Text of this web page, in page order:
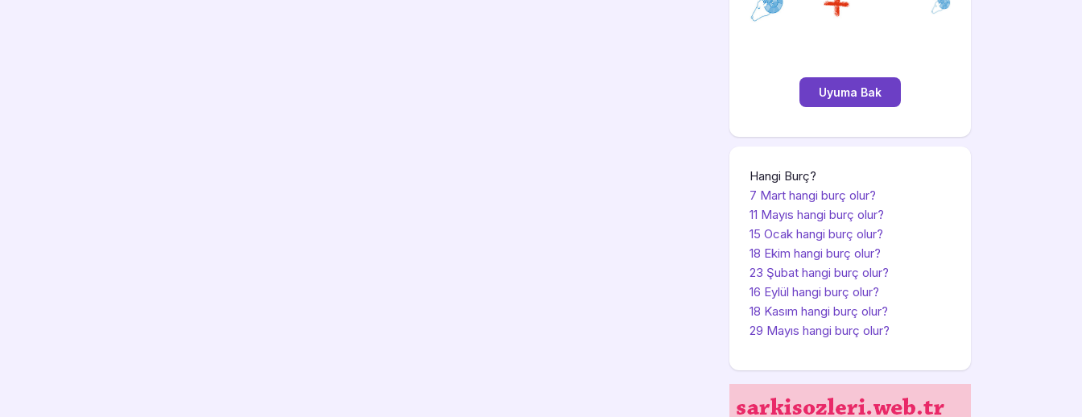
Hangi Burç?
7 Mart hangi burç olur?
11 Mayıs hangi burç olur?
15 Ocak hangi burç olur?
18 Ekim hangi burç olur?
23 Şubat hangi burç olur?
16 Eylül hangi burç olur?
18 Kasım hangi burç olur?
29 Mayıs hangi burç olur?